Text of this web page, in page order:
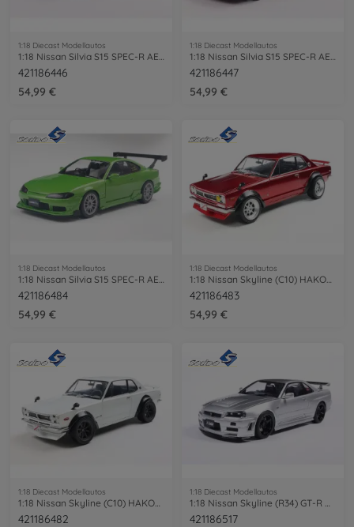
1:18 Diecast Modellautos
421186446
54,99 €
1:18 Diecast Modellautos
421186447
54,99 €
1:18 Diecast Modellautos
1:18 Nissan Silvia S15 SPEC-R AERO grün
421186484
54,99 €
1:18 Diecast Modellautos
1:18 Nissan Skyline (C10) HAKOSUKA rot
421186483
54,99 €
1:18 Diecast Modellautos
421186482
1:18 Diecast Modellautos
421186517